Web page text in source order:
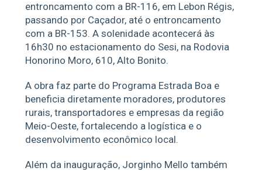
entroncamento com a BR-116, em Lebon Régis,
passando por Caçador, até o entroncamento
com a BR-153. A solenidade acontecerá às
16h30 no estacionamento do Sesi, na Rodovia
Honorino Moro, 610, Alto Bonito.
A obra faz parte do Programa Estrada Boa e
beneficia diretamente moradores, produtores
rurais, transportadores e empresas da região
Meio-Oeste, fortalecendo a logística e o
desenvolvimento econômico local.
Além da inauguração, Jorginho Mello também